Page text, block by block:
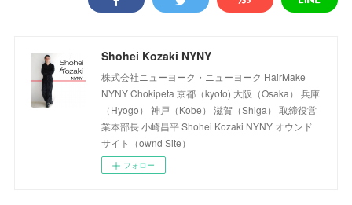
Shohei Kozaki NYNY
株式会社ニューヨーク・ニューヨーク HairMake
NYNY Chokipeta 京都（kyoto) 大阪（Osaka） 兵庫
（Hyogo） 神戸（Kobe） 滋賀（Shiga） 取締役営
業本部長 小崎昌平 Shohei Kozaki NYNY オウンド
サイト（ownd Site）
フォロー